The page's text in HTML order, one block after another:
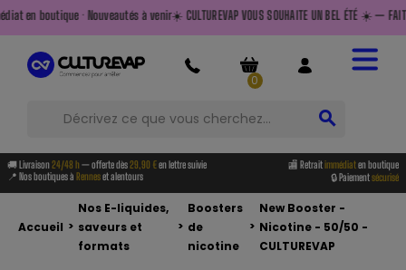
à venir ☀️ CULTUREVAP VOUS SOUHAITE UN BEL ÉTÉ ☀️ — FAITES LE PLEIN
0
search
🚚 Livraison24/48 h — offerte dès29,90 €en lettre suivie 🏬 Retraitimmédiaten boutique
📍 Nos boutiques à Renneset alentours 🔒 Paiementsécurisé
Accueil >
Nos E-liquides,
saveurs et
formats
>
Boosters
de
nicotine
>
New Booster -
Nicotine - 50/50 -
CULTUREVAP